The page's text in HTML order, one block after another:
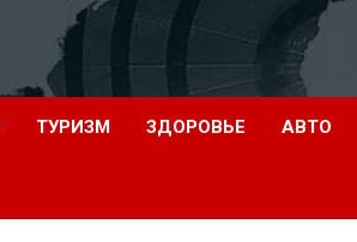
ТУРИЗМ ЗДОРОВЬЕ АВТО